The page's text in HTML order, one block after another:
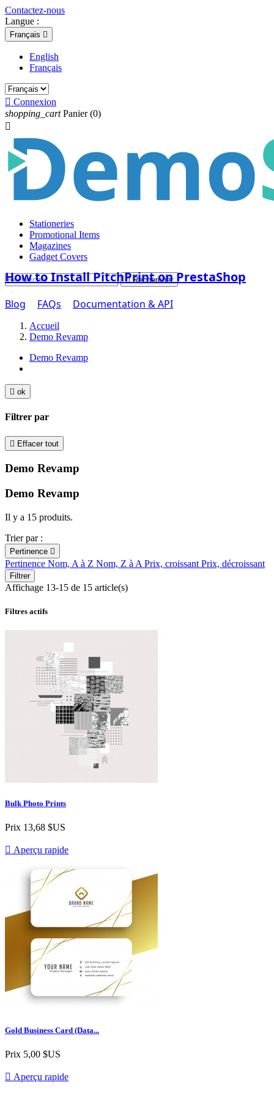
Contactez-nous
Langue :
Français 
English
Français
 Connexion
shopping_cart Panier (0)

Stationeries
Promotional Items
Magazines
Gadget Covers
 Rechercher
How to Install PitchPrint on PrestaShop
Blog FAQs Documentation & API
Accueil
Demo Revamp
Demo Revamp
 ok
Filtrer par
 Effacer tout
Demo Revamp
Demo Revamp
Il y a 15 produits.
Trier par :
Pertinence 
Pertinence Nom, A à Z Nom, Z à A Prix, croissant Prix, décroissant
Filtrer
Affichage 13-15 de 15 article(s)
Filtres actifs
Bulk Photo Prints
Prix 13,68 $US
 Aperçu rapide
Gold Business Card (Data...
Prix 5,00 $US
 Aperçu rapide